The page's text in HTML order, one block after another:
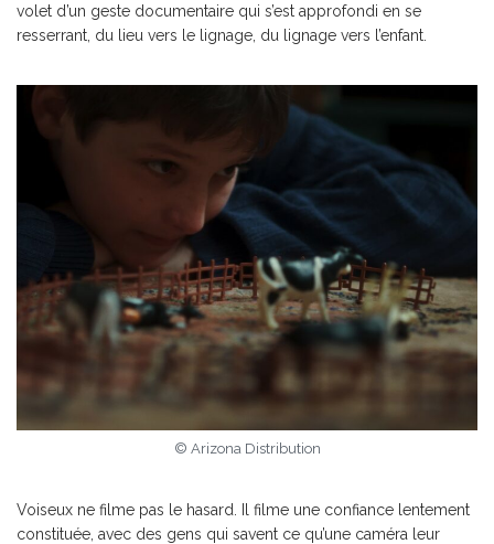
volet d’un geste documentaire qui s’est approfondi en se
resserrant, du lieu vers le lignage, du lignage vers l’enfant.
© Arizona Distribution
Voiseux ne filme pas le hasard. Il filme une confiance lentement
constituée, avec des gens qui savent ce qu’une caméra leur